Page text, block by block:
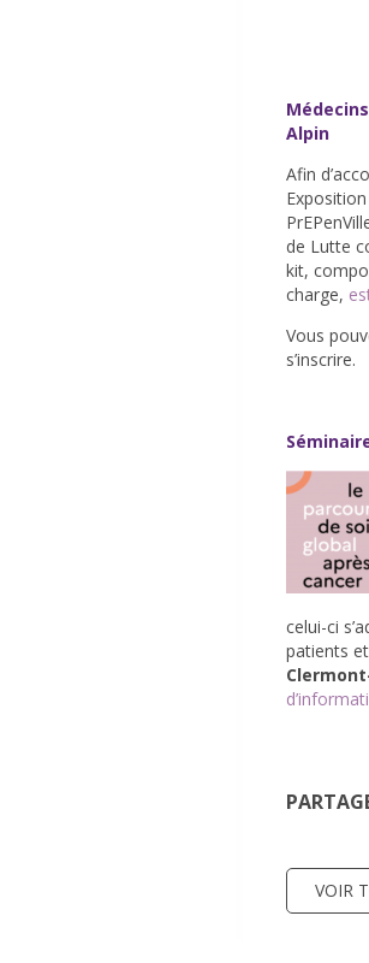
Alpin
Afin
de Lutte
kit,
charge,
Vous
s’inscrire.
celui-ci
patients
VOIR